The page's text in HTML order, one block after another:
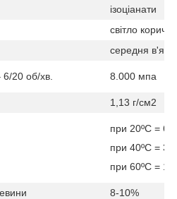
ізоціанати
світло
середня
6/20 об/хв. 8.000 мпа
1,13 г/см2
при 20ºC = 60
при 40ºC = 30
при 60ºC = 10
8-10%